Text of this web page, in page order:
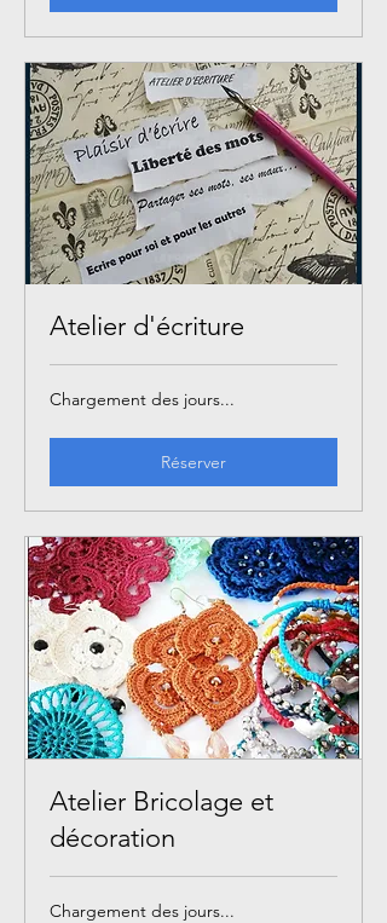
Atelier d'écriture
Chargement des jours...
Réserver
Atelier Bricolage et
décoration
Chargement des jours...